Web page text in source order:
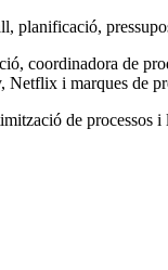
planificació,
coordinadora de
Netflix i marques de
de processos